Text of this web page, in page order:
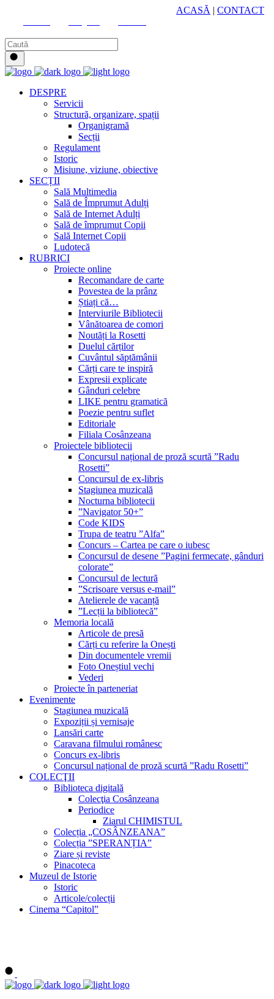
ACASĂ | CONTACT
DESPRE
Servicii
Structură, organizare, spații
Organigramă
Secții
Regulament
Istoric
Misiune, viziune, obiective
SECȚII
Sală Multimedia
Sală de Împrumut Adulți
Sală de Internet Adulți
Sală de împrumut Copii
Sală Internet Copii
Ludotecă
RUBRICI
Proiecte online
Recomandare de carte
Povestea de la prânz
Știați că…
Interviurile Bibliotecii
Vânătoarea de comori
Noutăți la Rosetti
Duelul cărților
Cuvântul săptămânii
Cărți care te inspiră
Expresii explicate
Gânduri celebre
LIKE pentru gramatică
Poezie pentru suflet
Editoriale
Filiala Cosânzeana
Proiectele bibliotecii
Concursul național de proză scurtă ”Radu
Rosetti”
Concursul de ex-libris
Stagiunea muzicală
Nocturna bibliotecii
”Navigator 50+”
Code KIDS
Trupa de teatru ”Alfa”
Concurs – Cartea pe care o iubesc
Concursul de desene ”Pagini fermecate, gânduri
colorate”
Concursul de lectură
”Scrisoare versus e-mail”
Atelierele de vacanță
”Lecții la bibliotecă”
Memoria locală
Articole de presă
Cărți cu referire la Onești
Din documentele vremii
Foto Oneștiul vechi
Vederi
Proiecte în parteneriat
Evenimente
Stagiunea muzicală
Expoziții și vernisaje
Lansări carte
Caravana filmului românesc
Concurs ex-libris
Concursul național de proză scurtă ”Radu Rosetti”
COLECŢII
Biblioteca digitală
Colecţia Cosânzeana
Periodice
Ziarul CHIMISTUL
Colecția „COSÂNZEANA”
Colecția ”SPERANȚIA”
Ziare și reviste
Pinacoteca
Muzeul de Istorie
Istoric
Articole/colecții
Cinema “Capitol”